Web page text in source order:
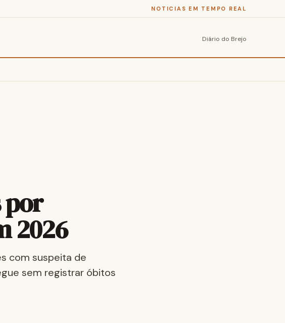
NOTICIAS EM TEMPO REAL
Diário do Brejo
por
2026
com suspeita de
sem registrar óbitos